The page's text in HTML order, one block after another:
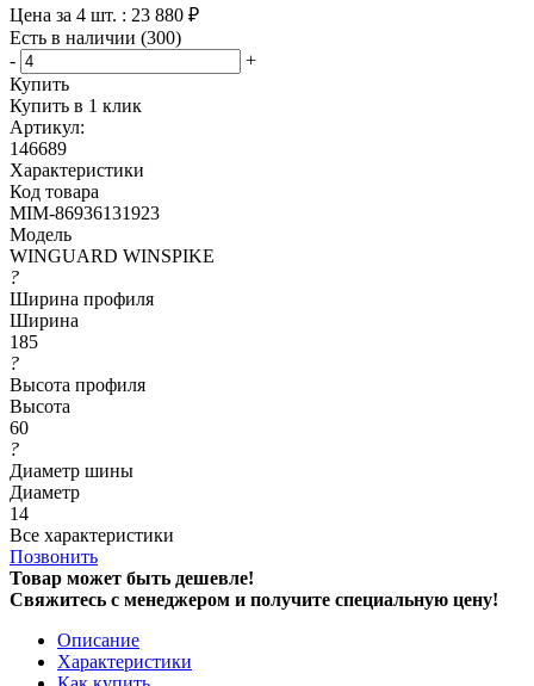
Цена за 4 шт. : 23 880 ₽
Есть в наличии (300)
-
+
Купить
Купить в 1 клик
Артикул:
146689
Характеристики
Код товара
MIM-86936131923
Модель
WINGUARD WINSPIKE
?
Ширина профиля
Ширина
185
?
Высота профиля
Высота
60
?
Диаметр шины
Диаметр
14
Все характеристики
Позвонить
Товар может быть дешевле!
Свяжитесь с менеджером и получите специальную цену!
Описание
Характеристики